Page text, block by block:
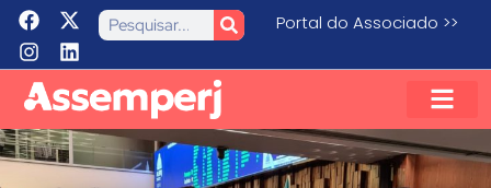
Portal do Associado >>